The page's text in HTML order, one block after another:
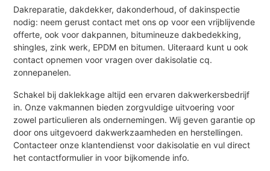
Dakreparatie, dakdekker, dakonderhoud, of dakinspectie
nodig: neem gerust contact met ons op voor een vrijblijvende
offerte, ook voor dakpannen, bitumineuze dakbedekking,
shingles, zink werk, EPDM en bitumen. Uiteraard kunt u ook
contact opnemen voor vragen over dakisolatie cq.
zonnepanelen.
Schakel bij daklekkage altijd een ervaren dakwerkersbedrijf
in. Onze vakmannen bieden zorgvuldige uitvoering voor
zowel particulieren als ondernemingen. Wij geven garantie op
door ons uitgevoerd dakwerkzaamheden en herstellingen.
Contacteer onze klantendienst voor dakisolatie en vul direct
het contactformulier in voor bijkomende info.